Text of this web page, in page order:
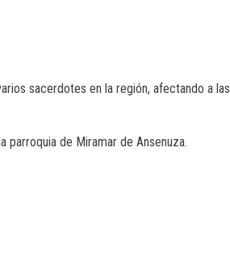
sacerdotes en la región, afectando a las
parroquia de Miramar de Ansenuza.